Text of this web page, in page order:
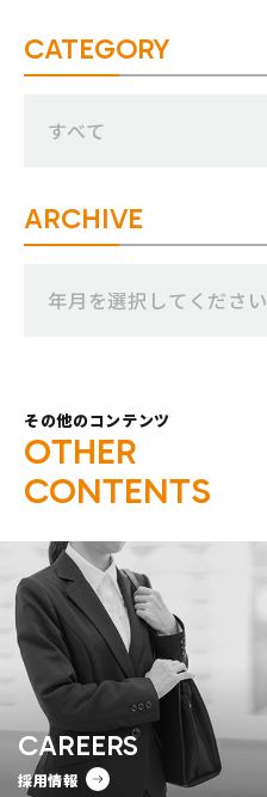
CATEGORY
すべて
ARCHIVE
年月を選択してください
その他のコンテンツ
OTHER
CONTENTS
CAREERS
採用情報